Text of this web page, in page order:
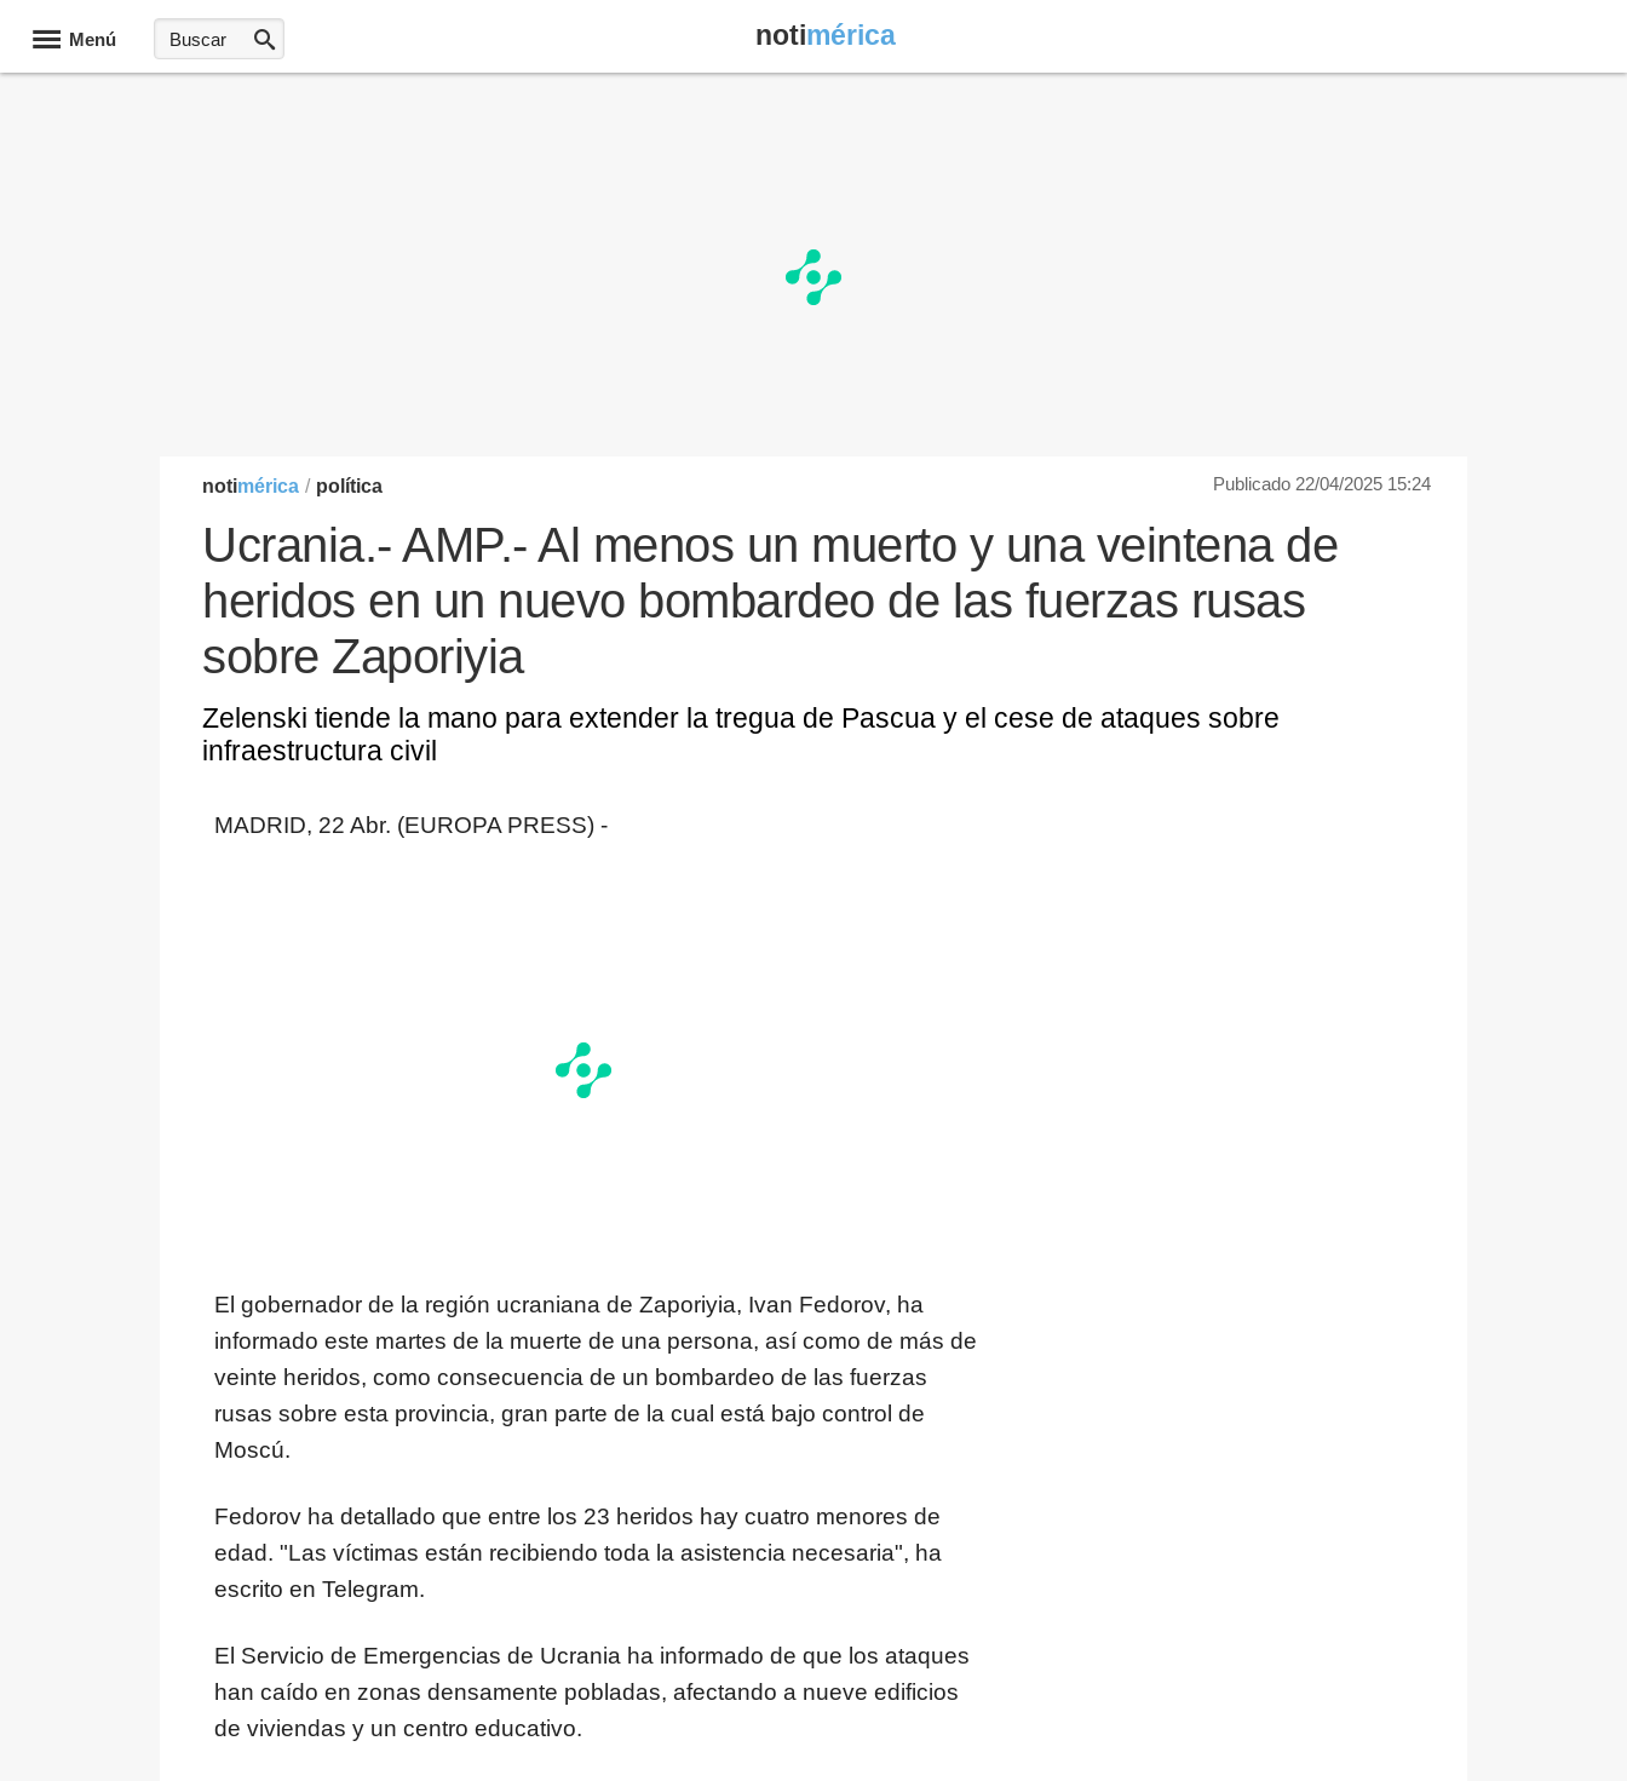
Menú notimérica
notimérica / política Publicado 22/04/2025 15:24
Ucrania.- AMP.- Al menos un muerto y una veintena de
heridos en un nuevo bombardeo de las fuerzas rusas
sobre Zaporiyia
Zelenski tiende la mano para extender la tregua de Pascua y el cese de ataques sobre
infraestructura civil
MADRID, 22 Abr. (EUROPA PRESS) -
El gobernador de la región ucraniana de Zaporiyia, Ivan Fedorov, ha
informado este martes de la muerte de una persona, así como de más de
veinte heridos, como consecuencia de un bombardeo de las fuerzas
rusas sobre esta provincia, gran parte de la cual está bajo control de
Moscú.
Fedorov ha detallado que entre los 23 heridos hay cuatro menores de
edad. "Las víctimas están recibiendo toda la asistencia necesaria", ha
escrito en Telegram.
El Servicio de Emergencias de Ucrania ha informado de que los ataques
han caído en zonas densamente pobladas, afectando a nueve edificios
de viviendas y un centro educativo.